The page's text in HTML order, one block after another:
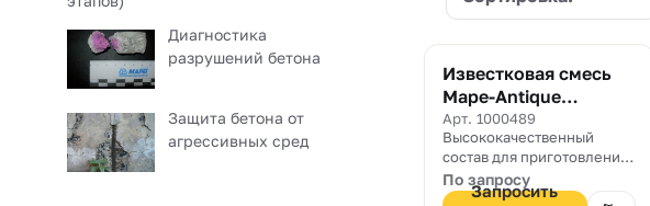
Диагностика
разрушений бетона
Защита бетона от
агрессивных сред
Известковая смесь
Mape-Antique
Strutturale NHL
Арт. 1000489
Высококачественный
состав для приготовления
паропроницаемой
штукатурки и кладочных
По запросу
Запросить